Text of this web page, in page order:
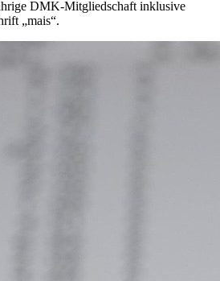
DMK-Mitgliedschaft inklusive
„mais“.